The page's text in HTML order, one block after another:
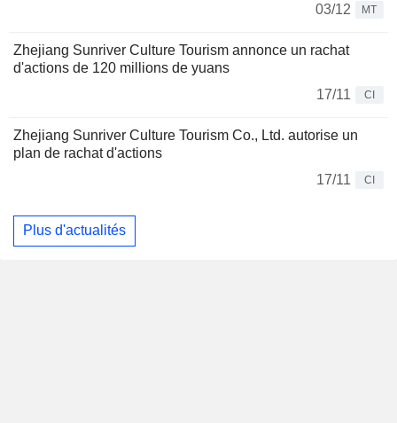
03/12
MT
Zhejiang Sunriver Culture Tourism annonce un rachat
d'actions de 120 millions de yuans
17/11
CI
Zhejiang Sunriver Culture Tourism Co., Ltd. autorise un
plan de rachat d'actions
17/11
CI
Plus d'actualités